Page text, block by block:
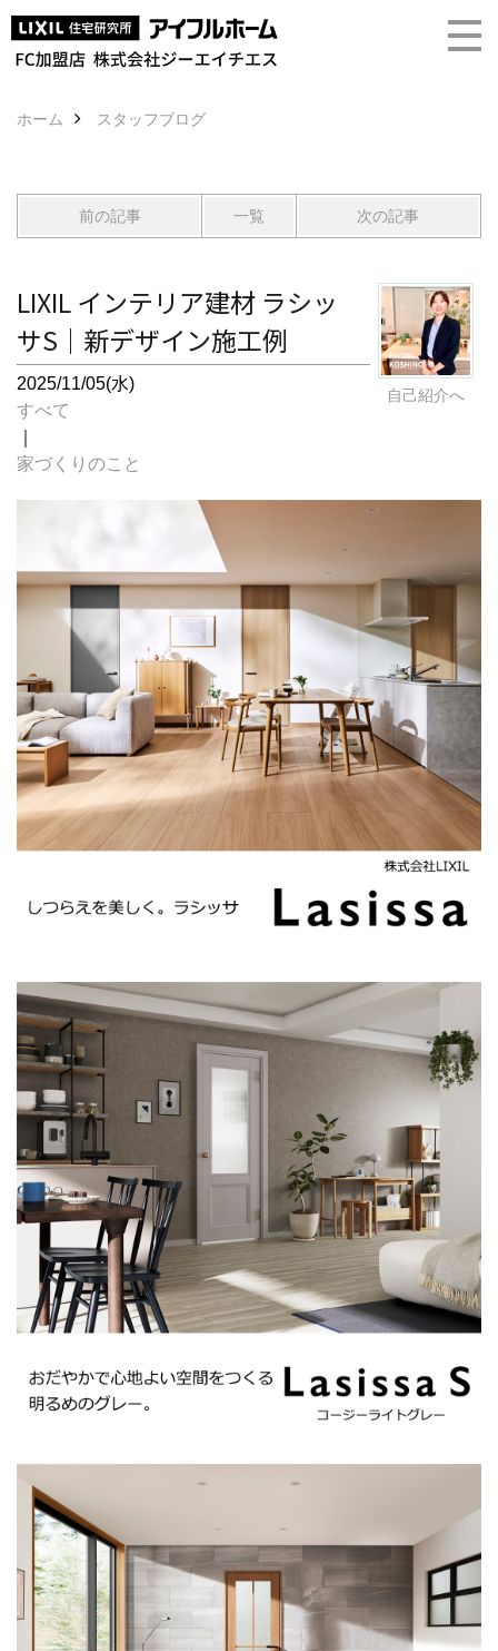
ホーム スタッフブログ
前の記事 一覧 次の記事
自己紹介へ
LIXIL インテリア建材 ラシッ
サS｜新デザイン施工例
2025/11/05(水)
すべて
家づくりのこと